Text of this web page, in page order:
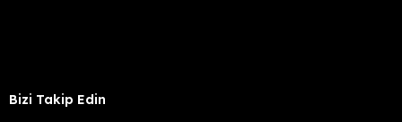
Bizi Takip Edin